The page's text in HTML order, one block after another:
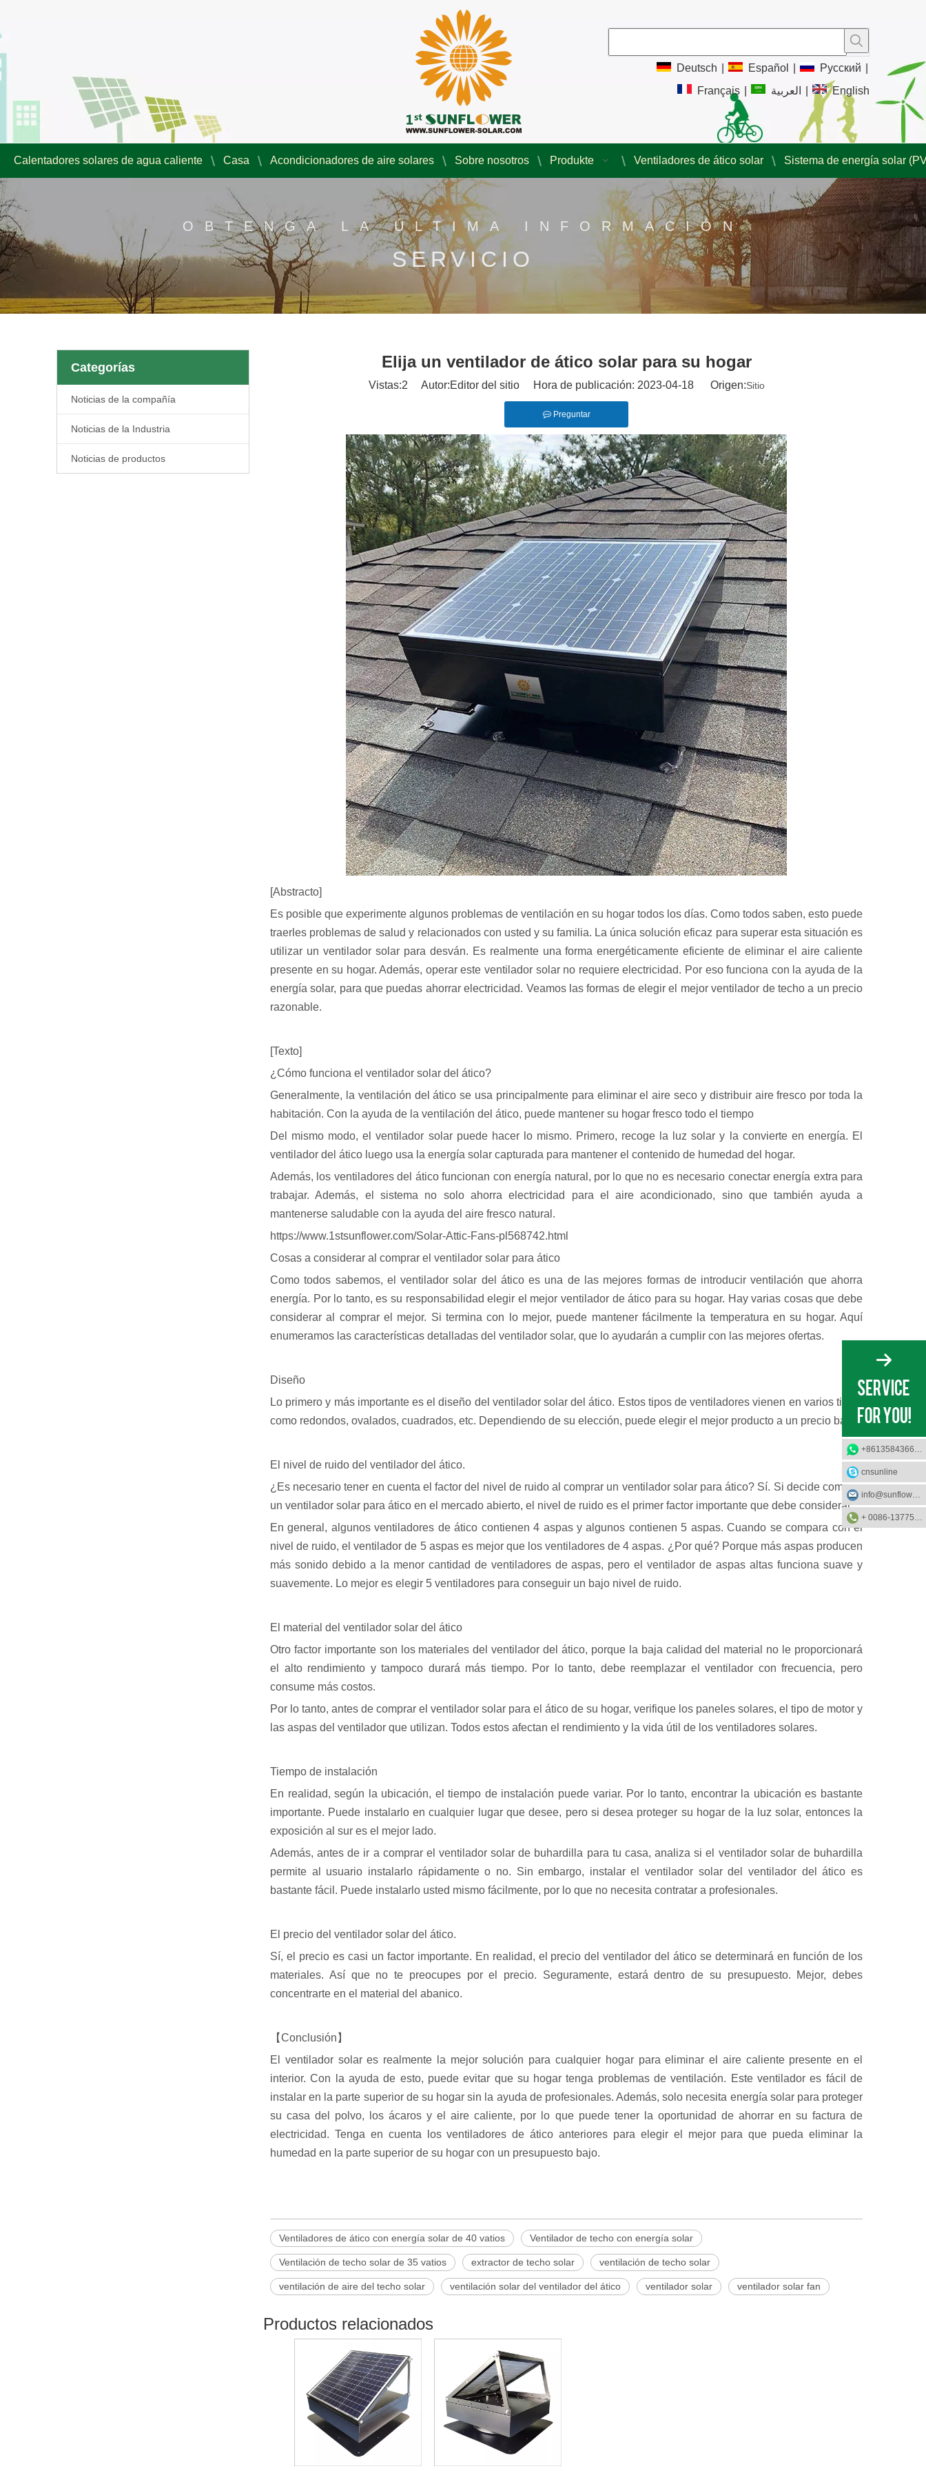
Deutsch Español Pусский
Français
العربية English
Calentadores solares de agua caliente Casa Acondicionadores de aire solares Sobre nosotros Produkte Ventiladores de ático solar Sistema de energía solar
OBTENGA LA ÚLTIMA INFORMACIÓN
SERVICIO
Categorías
Noticias de la compañía
Noticias de la Industria
Noticias de productos
Elija un ventilador de ático solar para su hogar
Vistas:2 Autor:Editor del sitio Hora de publicación: 2023-04-18 Origen:Sitio
Preguntar
[Abstracto]
Es posible que experimente algunos problemas de ventilación en su hogar todos los días. Como todos saben, esto puede
traerles problemas de salud y relacionados con usted y su familia. La única solución eficaz para superar esta situación es
utilizar un ventilador solar para desván. Es realmente una forma energéticamente eficiente de eliminar el aire caliente
presente en su hogar. Además, operar este ventilador solar no requiere electricidad. Por eso funciona con la ayuda de la
energía solar, para que puedas ahorrar electricidad. Veamos las formas de elegir el mejor ventilador de techo a un precio
razonable.
[Texto]
¿Cómo funciona el ventilador solar del ático?
Generalmente, la ventilación del ático se usa principalmente para eliminar el aire seco y distribuir aire fresco por toda la
habitación. Con la ayuda de la ventilación del ático, puede mantener su hogar fresco todo el tiempo
Del mismo modo, el ventilador solar puede hacer lo mismo. Primero, recoge la luz solar y la convierte en energía. El
ventilador del ático luego usa la energía solar capturada para mantener el contenido de humedad del hogar.
Además, los ventiladores del ático funcionan con energía natural, por lo que no es necesario conectar energía extra para
trabajar. Además, el sistema no solo ahorra electricidad para el aire acondicionado, sino que también ayuda a
mantenerse saludable con la ayuda del aire fresco natural.
https://www.1stsunflower.com/Solar-Attic-Fans-pl568742.html
Cosas a considerar al comprar el ventilador solar para ático
Como todos sabemos, el ventilador solar del ático es una de las mejores formas de introducir ventilación que ahorra
energía. Por lo tanto, es su responsabilidad elegir el mejor ventilador de ático para su hogar. Hay varias cosas que debe
considerar al comprar el mejor. Si termina con lo mejor, puede mantener fácilmente la temperatura en su hogar. Aquí
enumeramos las características detalladas del ventilador solar, que lo ayudarán a cumplir con las mejores ofertas.
Diseño
Lo primero y más importante es el diseño del ventilador solar del ático. Estos tipos de ventiladores vienen en varios tipos,
como redondos, ovalados, cuadrados, etc. Dependiendo de su elección, puede elegir el mejor producto a un precio bajo.
El nivel de ruido del ventilador del ático.
¿Es necesario tener en cuenta el factor del nivel de ruido al comprar un ventilador solar para ático? Sí. Si decide comprar
un ventilador solar para ático en el mercado abierto, el nivel de ruido es el primer factor importante que debe considerar.
En general, algunos ventiladores de ático contienen 4 aspas y algunos contienen 5 aspas. Cuando se compara con el
nivel de ruido, el ventilador de 5 aspas es mejor que los ventiladores de 4 aspas. ¿Por qué? Porque más aspas producen
más sonido debido a la menor cantidad de ventiladores de aspas, pero el ventilador de aspas altas funciona suave y
suavemente. Lo mejor es elegir 5 ventiladores para conseguir un bajo nivel de ruido.
El material del ventilador solar del ático
Otro factor importante son los materiales del ventilador del ático, porque la baja calidad del material no le proporcionará
el alto rendimiento y tampoco durará más tiempo. Por lo tanto, debe reemplazar el ventilador con frecuencia, pero
consume más costos.
Por lo tanto, antes de comprar el ventilador solar para el ático de su hogar, verifique los paneles solares, el tipo de motor y
las aspas del ventilador que utilizan. Todos estos afectan el rendimiento y la vida útil de los ventiladores solares.
Tiempo de instalación
En realidad, según la ubicación, el tiempo de instalación puede variar. Por lo tanto, encontrar la ubicación es bastante
importante. Puede instalarlo en cualquier lugar que desee, pero si desea proteger su hogar de la luz solar, entonces la
exposición al sur es el mejor lado.
Además, antes de ir a comprar el ventilador solar de buhardilla para tu casa, analiza si el ventilador solar de buhardilla
permite al usuario instalarlo rápidamente o no. Sin embargo, instalar el ventilador solar del ventilador del ático es
bastante fácil. Puede instalarlo usted mismo fácilmente, por lo que no necesita contratar a profesionales.
El precio del ventilador solar del ático.
Sí, el precio es casi un factor importante. En realidad, el precio del ventilador del ático se determinará en función de los
materiales. Así que no te preocupes por el precio. Seguramente, estará dentro de su presupuesto. Mejor, debes
concentrarte en el material del abanico.
【Conclusión】
El ventilador solar es realmente la mejor solución para cualquier hogar para eliminar el aire caliente presente en el
interior. Con la ayuda de esto, puede evitar que su hogar tenga problemas de ventilación. Este ventilador es fácil de
instalar en la parte superior de su hogar sin la ayuda de profesionales. Además, solo necesita energía solar para proteger
su casa del polvo, los ácaros y el aire caliente, por lo que puede tener la oportunidad de ahorrar en su factura de
electricidad. Tenga en cuenta los ventiladores de ático anteriores para elegir el mejor para que pueda eliminar la
humedad en la parte superior de su hogar con un presupuesto bajo.
Ventiladores de ático con energía solar de 40 vatios Ventilador de techo con energía solar
Ventilación de techo solar de 35 vatios extractor de techo solar ventilación de techo solar
ventilación de aire del techo solar ventilación solar del ventilador del ático ventilador solar ventilador solar fan
Productos relacionados
+8613584366733
cnsunline
info@sunflower-solar.com
+ 0086-13775232023